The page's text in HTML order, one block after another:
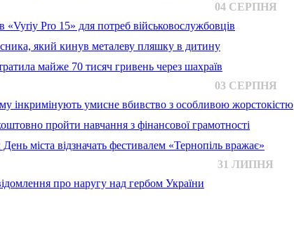
04 СЕРПНЯ
«Vyriy Pro 15» для потреб військовослужбовців
який кинув металеву пляшку в дитину
майже 70 тисяч гривень через шахраїв
03 СЕРПНЯ
інкримінують умисне вбивство з особливою жорстокістю
пройти навчання з фінансової грамотності
міста відзначать фестивалем «Тернопіль вражає»
31 ЛИПНЯ
про наругу над гербом України